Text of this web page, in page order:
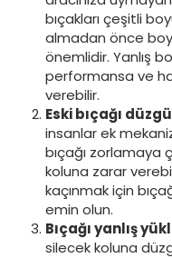
bıçakları çeşitli
almadan önce
önemlidir. Yanlış
performansa ve
verebilir.
Eski bıçağı
insanlar ek
bıçağı zorlamaya
koluna zarar
kaçınmak için
emin olun.
Bıçağı yanlış
silecek koluna